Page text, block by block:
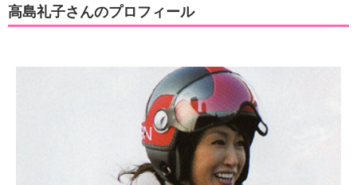
高島礼子さんのプロフィール